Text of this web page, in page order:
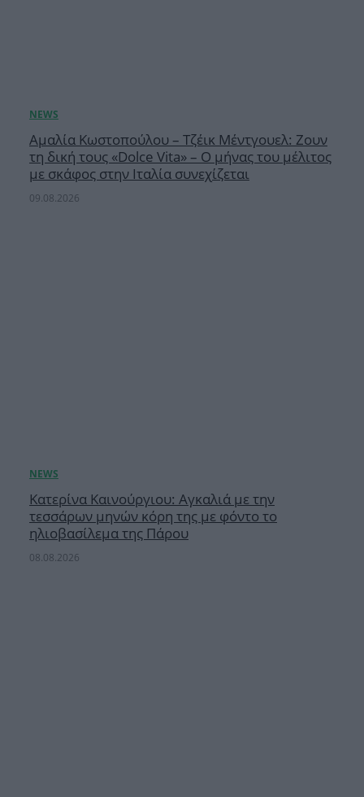
Αμαλία Κωστοπούλου – Τζέικ Μέντγουελ: Ζουν
τη δική τους «Dolce Vita» – Ο μήνας του μέλιτος
με σκάφος στην Ιταλία συνεχίζεται
09.08.2026
Κατερίνα Καινούργιου: Αγκαλιά με την
τεσσάρων μηνών κόρη της με φόντο το
ηλιοβασίλεμα της Πάρου
08.08.2026